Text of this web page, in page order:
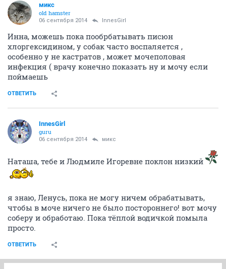
микс
old hamster
06 сентября 2014 InnesGirl
Инна, можешь пока пообрбатывать писюн
хлоргексидином, у собак часто воспаляется ,
особенно у не кастратов , может мочеполовая
инфекция ( врачу конечно показать ну и мочу если
поймаешь
ОТВЕТИТЬ
InnesGirl
guru
06 сентября 2014 микс
Наташа, тебе и Людмиле Игоревне поклон низкий
я знаю, Ленусь, пока не могу ничем обрабатывать,
чтобы в моче ничего не было постороннего! вот мочу
соберу и обработаю. Пока тёплой водичкой помыла
просто.
ОТВЕТИТЬ